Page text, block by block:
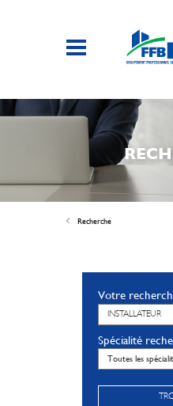
Recherche
Votre
Spécialité